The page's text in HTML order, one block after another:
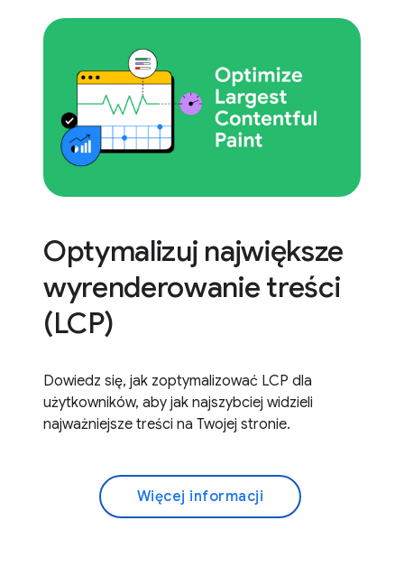
Optymalizuj największe
wyrenderowanie treści
(LCP)
Dowiedz się, jak zoptymalizować LCP dla
użytkowników, aby jak najszybciej widzieli
najważniejsze treści na Twojej stronie.
Więcej informacji